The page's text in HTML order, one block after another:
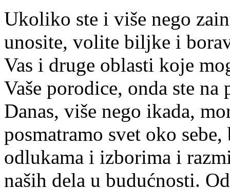
Ukoliko ste i više nego
unosite, volite biljke i
Vas i druge oblasti koje
Vaše porodice, onda ste na
Danas, više nego ikada,
posmatramo svet oko
odlukama i izborima i
naših dela u budućnosti.